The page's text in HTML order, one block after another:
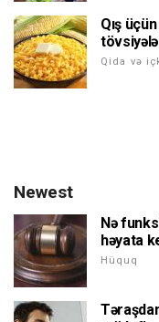
Qış
Qida və
Newest
Nə
həyata
Hüquq